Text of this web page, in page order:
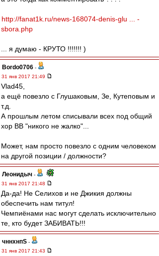
http://fanat1k.ru/news-168074-denis-glu ... -
sbora.php
... я думаю - КРУТО !!!!!!! )
Bordo0706 -
31 янв 2017 21:49
Vlad45,
а ещё повезло с Глушаковым, Зе, Кутеповым и
т.д.
А прошлым летом списывали всех под общий
хор ВВ "никого не жалко"...
Может, нам просто повезло с одним человеком
на другой позиции / должности?
Леонидыч -
31 янв 2017 21:48
Да-да! Не Селихов и не Джикия должны
обеспечить нам титул!
Чемпиёнами нас могут сделать исключительно
те, кто будет ЗАБИВАТЬ!!!
чннхнпS -
31 янв 2017 21:43